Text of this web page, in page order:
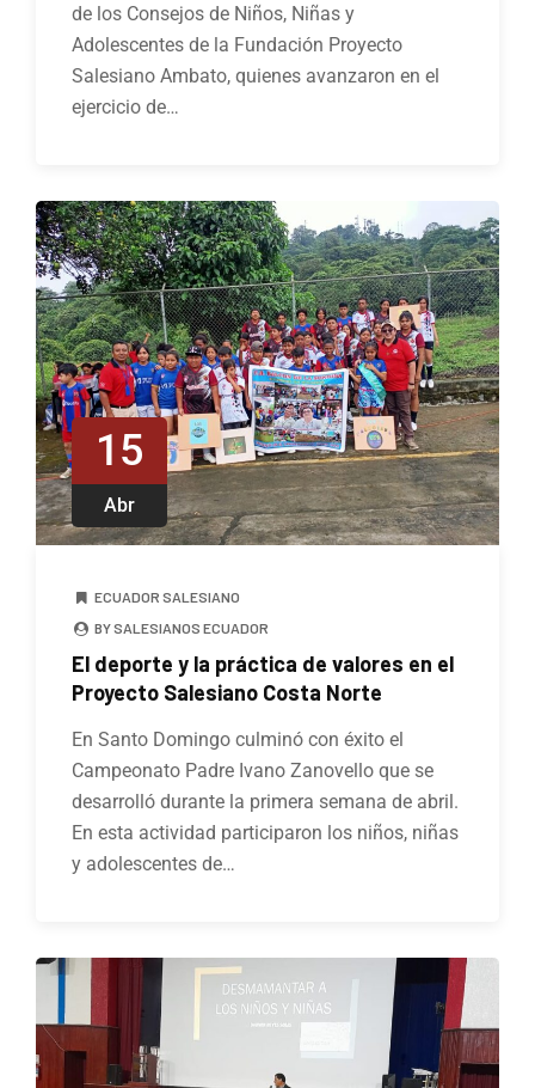
de los Consejos de Niños, Niñas y
Adolescentes de la Fundación Proyecto
Salesiano Ambato, quienes avanzaron en el
ejercicio de…
15
Abr
ECUADOR SALESIANO
BY SALESIANOS ECUADOR
El deporte y la práctica de valores en el
Proyecto Salesiano Costa Norte
En Santo Domingo culminó con éxito el
Campeonato Padre Ivano Zanovello que se
desarrolló durante la primera semana de abril.
En esta actividad participaron los niños, niñas
y adolescentes de…